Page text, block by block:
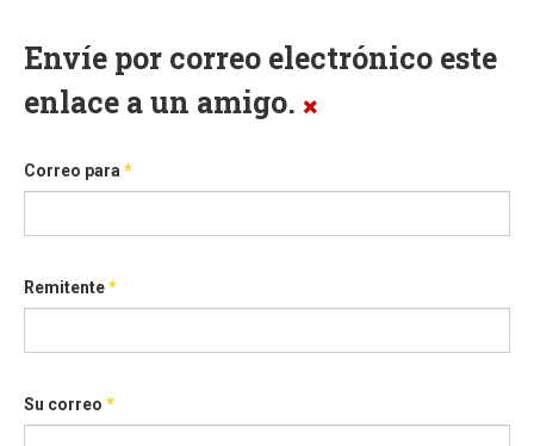
Envíe por correo electrónico este
enlace a un amigo.
Correo para *
Remitente*
Su correo *